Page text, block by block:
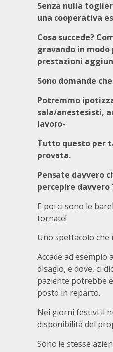
Senza nulla
una cooperativa
Cosa succede?
gravando in
prestazioni
Sono domande
Potremmo
sala/anestesisti,
lavoro-
Tutto questo per
provata.
Pensate davvero
percepire davvero
E poi ci sono le
tornate!
Uno spettacolo che
Accade ad
disagio, e dove, ci
paziente potrebbe
posto in reparto.
Nei giorni festivi il
disponibilità del
Sono le stesse